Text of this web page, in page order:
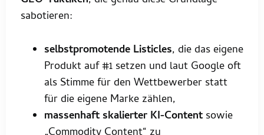
sabotieren:
selbstpromotende Listicles, die das eigene
Produkt auf #1 setzen und laut Google oft
als Stimme für den Wettbewerber statt
für die eigene Marke zählen,
massenhaft skalierter KI-Content sowie